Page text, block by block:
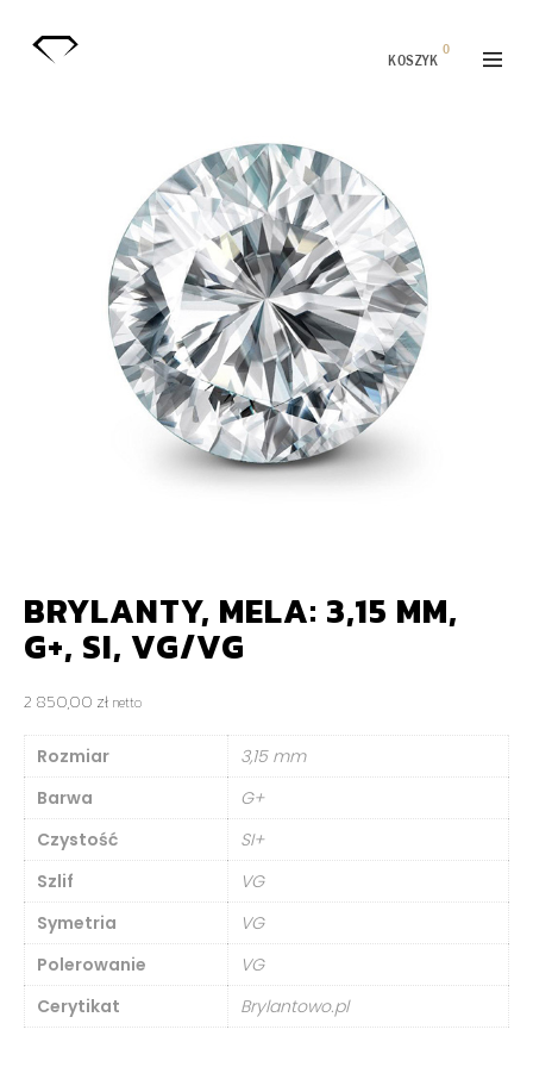
KOSZYK
0
BRYLANTY, MELA: 3,15 MM,
G+, SI, VG/VG
2 850,00 zł netto
Rozmiar
3,15 mm
Barwa
G+
Czystość
SI+
Szlif
VG
Symetria
VG
Polerowanie
VG
Cerytikat
Brylantowo.pl